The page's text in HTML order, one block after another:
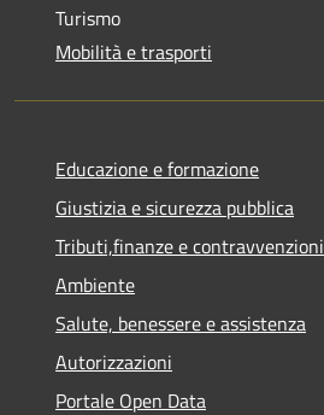
Turismo
Mobilità e trasporti
Educazione e formazione
Giustizia e sicurezza pubblica
Tributi,finanze e contravvenzioni
Ambiente
Salute, benessere e assistenza
Autorizzazioni
Portale Open Data